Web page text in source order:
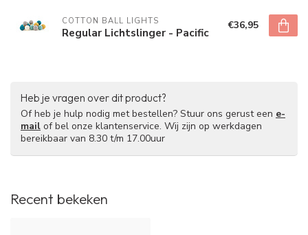
COTTON BALL LIGHTS
Regular Lichtslinger - Pacific €36,95
Heb je vragen over dit product?
Of heb je hulp nodig met bestellen? Stuur ons gerust een e-
mail of bel onze klantenservice. Wij zijn op werkdagen
bereikbaar van 8.30 t/m 17.00uur
Recent bekeken